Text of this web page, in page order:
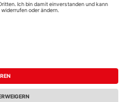
Widerruf
Datenschutz
Vertrag widerrufen